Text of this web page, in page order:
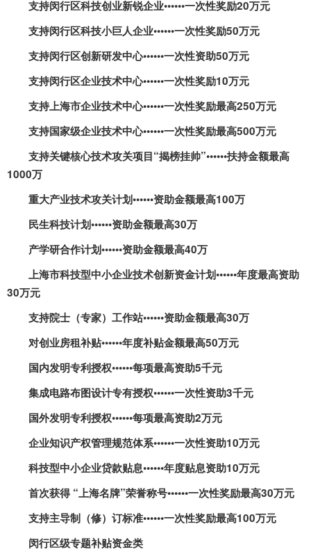
支持闵行区科技创业新锐企业••••••一次性奖励20万元
支持闵行区科技小巨人企业••••••一次性奖励50万元
支持闵行区创新研发中心••••••一次性资助50万元
支持闵行区企业技术中心••••••一次性奖励10万元
支持上海市企业技术中心••••••一次性奖励最高250万元
支持国家级企业技术中心••••••一次性奖励最高500万元
支持关键核心技术攻关项目“揭榜挂帅”••••••扶持金额最高
1000万
重大产业技术攻关计划••••••资助金额最高100万
民生科技计划••••••资助金额最高30万
产学研合作计划••••••资助金额最高40万
上海市科技型中小企业技术创新资金计划••••••年度最高资助
30万元
支持院士（专家）工作站••••••资助金额最高30万
对创业房租补贴••••••年度补贴金额最高50万元
国内发明专利授权••••••每项最高资助5千元
集成电路布图设计专有授权••••••一次性资助3千元
国外发明专利授权••••••每项最高资助2万元
企业知识产权管理规范体系••••••一次性资助10万元
科技型中小企业贷款贴息••••••年度贴息资助10万元
首次获得 “上海名牌”荣誉称号••••••一次性奖励最高30万元
支持主导制（修）订标准••••••一次性奖励最高100万元
闵行区级专题补贴资金类